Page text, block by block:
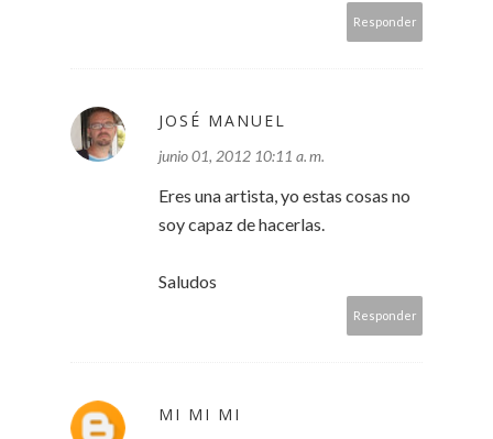
Responder
JOSÉ MANUEL
junio 01, 2012 10:11 a. m.
Eres una artista, yo estas cosas no
soy capaz de hacerlas.
Saludos
Responder
MI MI MI